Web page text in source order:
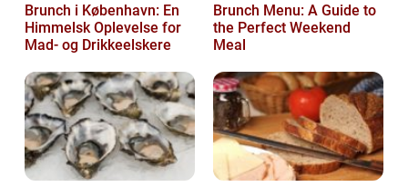
Brunch i København: En
Himmelsk Oplevelse for
Mad- og Drikkeelskere
Brunch Menu: A Guide to
the Perfect Weekend
Meal